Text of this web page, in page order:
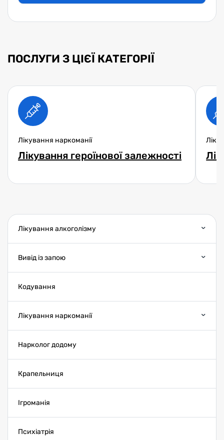
Лікування алкоголізму
Вивід із запою
Кодування
Лікування наркоманії
Нарколог додому
Крапельниця
Ігроманія
Психіатрія
ПОСЛУГИ З ЦІЄЇ КАТЕГОРІЇ
Лікування наркоманії
Лікування героїнової залежності